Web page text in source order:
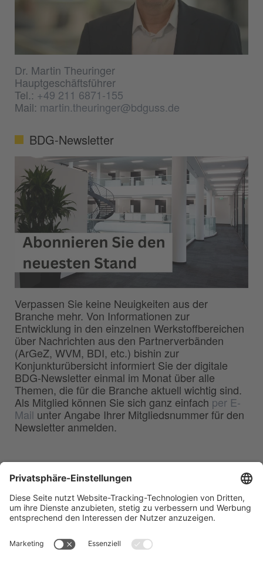
Dr. Martin Theuringer
Hauptgeschäftsführer
Tel.:+49 211 6871-155
Mail: martin.theuringer@bdguss.de
BDG-Newsletter
Verpassen Sie keine Neuigkeiten aus der
Branche mehr. Von Informationen zur
Entwicklung in den einzelnen Werkstoffbereichen
über Nachrichten aus den Partnerverbänden
(ArGeZ, WVM, BDI, etc.) bishin zur
Konjunkturübersicht informiert Sie der digitale
BDG-Newsletter einmal im Monat über alle
Themen, die für die Branche aktuell wichtig sind.
Als Mitglied können Sie sich ganz einfach per E-
Mail unter Angabe Ihrer Mitgliedsnummer für den
Newsletter anmelden.
Deutschen Gießerei-Industrie e.V.